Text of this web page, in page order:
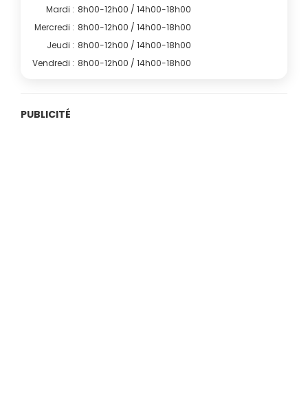
Mardi : 8h00-12h00 / 14h00-18h00
Mercredi : 8h00-12h00 / 14h00-18h00
Jeudi : 8h00-12h00 / 14h00-18h00
Vendredi : 8h00-12h00 / 14h00-18h00
PUBLICITÉ